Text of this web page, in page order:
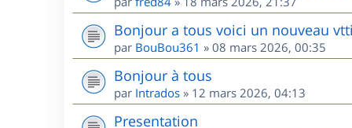
Bonjour a tous voici un nouveau
par BouBou361 » 08 mars 2026, 00:35
Bonjour à tous
par Intrados » 12 mars 2026, 04:13
Presentation